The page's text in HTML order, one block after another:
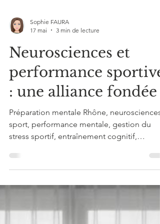
Sophie FAURA
17 mai
3 min de lecture
Neurosciences et
performance sportive
: une alliance fondée ?
Préparation mentale Rhône, neurosciences
sport, performance mentale, gestion du
stress sportif, entraînement cognitif,